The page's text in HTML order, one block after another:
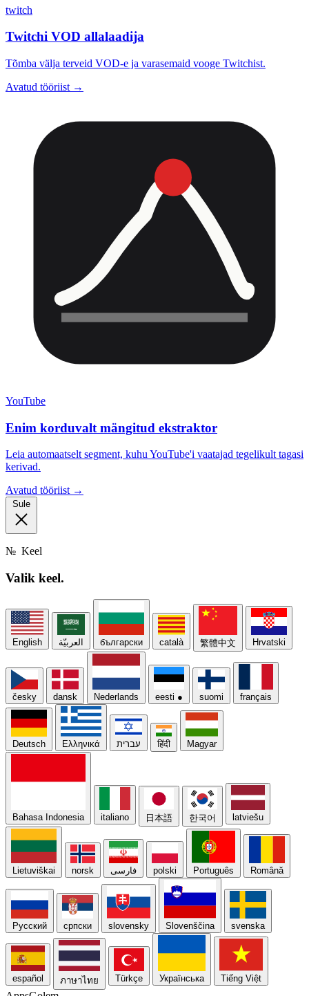
twitch
Twitchi VOD allalaadija
Tõmba välja terveid VOD-e ja varasemaid vooge Twitchist.
Avatud tööriist →
YouTube
Enim korduvalt mängitud ekstraktor
Leia automaatselt segment, kuhu YouTube'i vaatajad tegelikult tagasi
kerivad.
Avatud tööriist →
Sule
№ Keel
Valik keel.
English العربيّة български català 繁體中文 Hrvatski
česky dansk Nederlands eesti ● suomi français
Deutsch Ελληνικά עברית हिंदी Magyar
Bahasa Indonesia italiano 日本語 한국어 latviešu
Lietuviškai norsk فارسی polski Português Română
Русский српски slovensky Slovenščina svenska
español ภาษาไทย Türkçe Українська Tiếng Việt